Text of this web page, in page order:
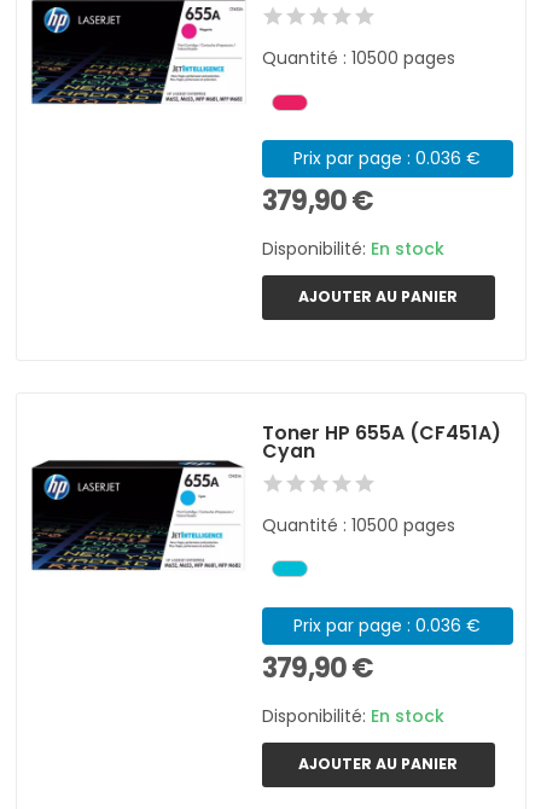
Quantité : 10500 pages
Prix par page : 0.036 €
379,90 €
Disponibilité: En stock
AJOUTER AU PANIER
Toner HP 655A (CF451A)
Cyan
Quantité : 10500 pages
Prix par page : 0.036 €
379,90 €
Disponibilité: En stock
AJOUTER AU PANIER